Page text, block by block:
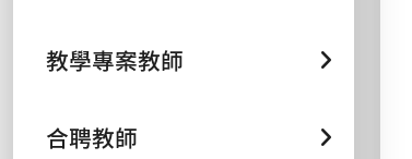
教學專案教師
合聘教師